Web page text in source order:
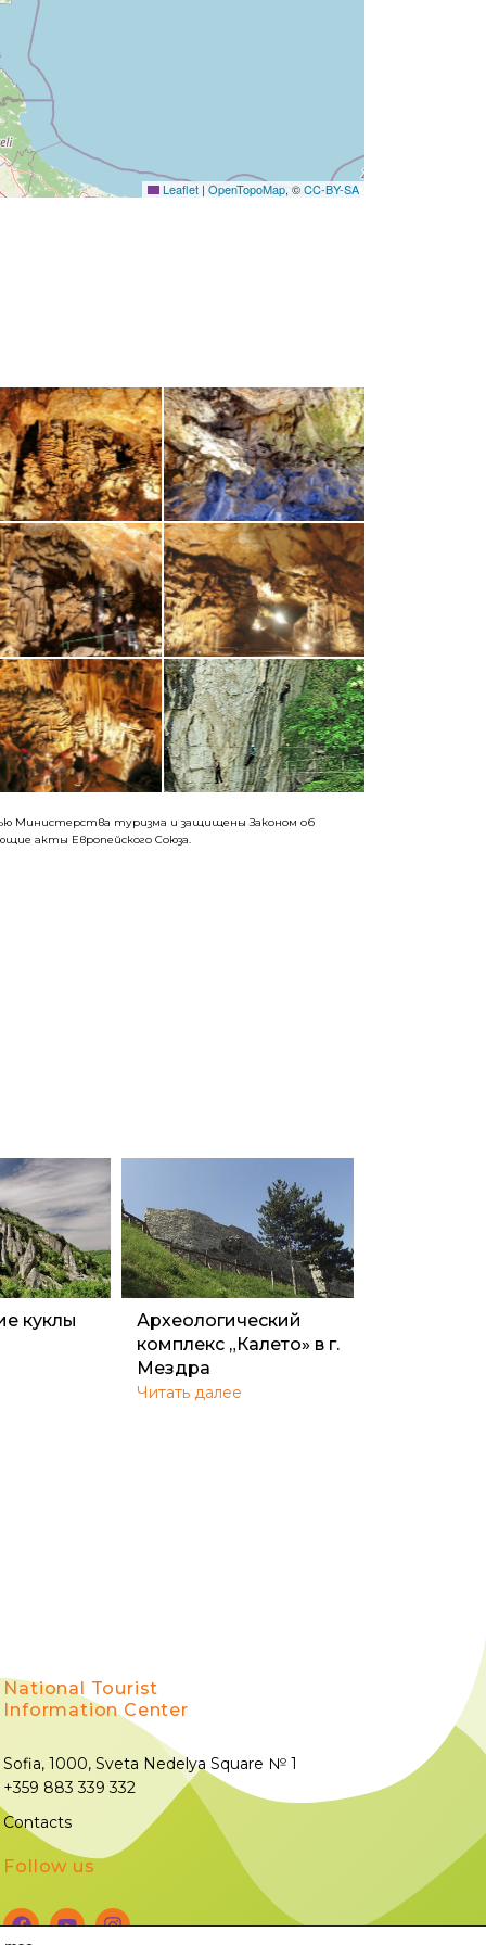
Leaflet | OpenTopoMap, ©CC-BY-SA
Министерства туризма и защищены Законом об
акты Европейского Союза.
куклы
Археологический
комплекс „Калето» в г.
Мездра
Читать далее
National Tourist
Information Center
Sofia, 1000, Sveta Nedelya Square № 1
+359 883 339 332
Contacts
Follow us